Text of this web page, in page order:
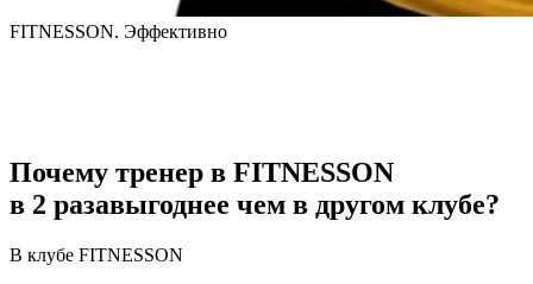
FITNESSON. Эффективно
Почему тренер в FITNESSON
в 2 разавыгоднее чем в другом клубе?
В клубе FITNESSON